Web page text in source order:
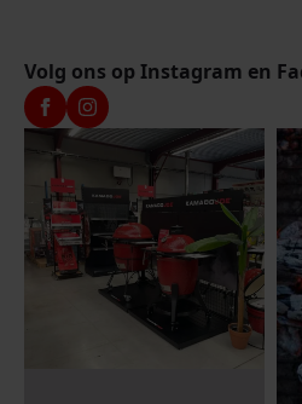
Volg ons op Instagram en